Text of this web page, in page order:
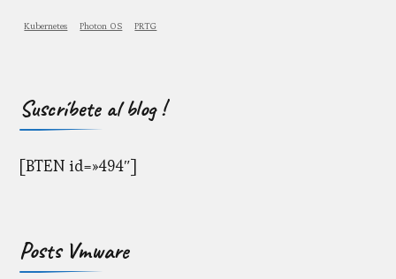
Kubernetes Photon OS PRTG
Suscríbete al blog !
[BTEN id=»494″]
Posts Vmware